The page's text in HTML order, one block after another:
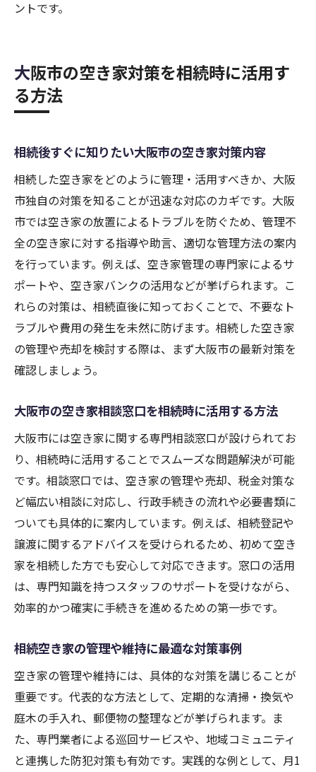
認
被相続人居住用家屋等確認書の取得手順とポイ
ント
被相続人居住用家屋等確認書の役割と重要
性
大阪市での確認書取得に必要な手続きの流
れ
確認書の記入例と間違えやすいポイント解
説
相続で必要な追加書類や手続きのポイント
確定申告時に確認書を提出するメリットと
注意点
譲渡や節税も安心できる相続空き家処分の流れ
相続空き家の譲渡手続きの基本と流れを解
説
節税対策を意識した空き家処分のポイント
相続した空き家の売却と譲渡所得の考え方
行政手続きや確定申告の準備で押さえる点
空き家処分時に役立つ相談窓口やサポート
情報
安心して進めるための相続空き家処分の総
ントです。
大阪市の空き家対策を相続時に活用す
る方法
相続後すぐに知りたい大阪市の空き家対策内容
相続した空き家をどのように管理・活用すべきか、大阪
市独自の対策を知ることが迅速な対応のカギです。大阪
市では空き家の放置によるトラブルを防ぐため、管理不
全の空き家に対する指導や助言、適切な管理方法の案内
を行っています。例えば、空き家管理の専門家によるサ
ポートや、空き家バンクの活用などが挙げられます。こ
れらの対策は、相続直後に知っておくことで、不要なト
ラブルや費用の発生を未然に防げます。相続した空き家
の管理や売却を検討する際は、まず大阪市の最新対策を
確認しましょう。
大阪市の空き家相談窓口を相続時に活用する方法
大阪市には空き家に関する専門相談窓口が設けられてお
り、相続時に活用することでスムーズな問題解決が可能
です。相談窓口では、空き家の管理や売却、税金対策な
ど幅広い相談に対応し、行政手続きの流れや必要書類に
ついても具体的に案内しています。例えば、相続登記や
譲渡に関するアドバイスを受けられるため、初めて空き
家を相続した方でも安心して対応できます。窓口の活用
は、専門知識を持つスタッフのサポートを受けながら、
効率的かつ確実に手続きを進めるための第一歩です。
相続空き家の管理や維持に最適な対策事例
空き家の管理や維持には、具体的な対策を講じることが
重要です。代表的な方法として、定期的な清掃・換気や
庭木の手入れ、郵便物の整理などが挙げられます。ま
た、専門業者による巡回サービスや、地域コミュニティ
と連携した防犯対策も有効です。実践的な例として、月1